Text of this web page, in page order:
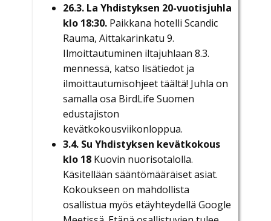
26.3. La Yhdistyksen 20-vuotisjuhla
klo 18:30. Paikkana hotelli Scandic
Rauma, Aittakarinkatu 9.
Ilmoittautuminen iltajuhlaan 8.3.
mennessä, katso lisätiedot ja
ilmoittautumisohjeet täältä! Juhla on
samalla osa BirdLife Suomen
edustajiston
kevätkokousviikonloppua.
3.4. Su Yhdistyksen kevätkokous
klo 18 Kuovin nuorisotalolla.
Käsitellään sääntömääräiset asiat.
Kokoukseen on mahdollista
osallistua myös etäyhteydellä Google